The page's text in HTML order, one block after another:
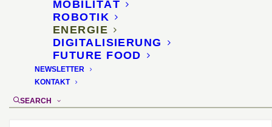
MOBILITÄT
ROBOTIK
ENERGIE
DIGITALISIERUNG
FUTURE FOOD
NEWSLETTER
KONTAKT
SEARCH